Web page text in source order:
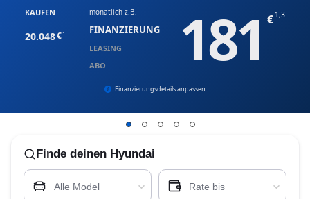
monatlich z.B.
FINANZIERUNG
LEASING
ABO
181 1,3
KAUFEN
20.048 1
Finanzierungsdetails anpassen
Finde deinen Hyundai
Alle Model Rate bis